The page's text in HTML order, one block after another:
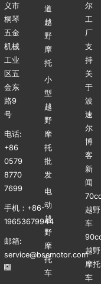
义市
桐琴
五金
机械
工业
区五
金东
路9
号
电话:
+86
0579
8770
7699
手机：+86-
19653679944
邮箱:
service@bsemotor.com
道
越
野
摩
托
小
型
越
野
摩
托
批
发
电
动
越
野
摩
托
车
尔
工
厂
支
持
关
于
波
速
尔
博
客
新
闻
越野
车
越野
摩托
车